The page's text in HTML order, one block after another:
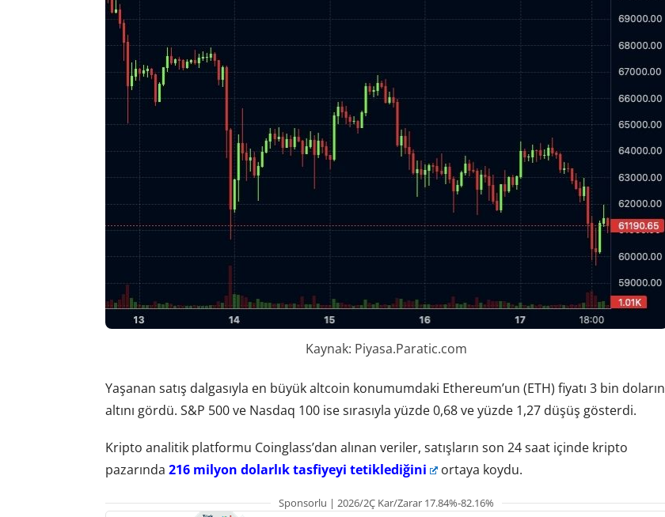
Kaynak: Piyasa.Paratic.com
Yaşanan satış dalgasıyla en büyük altcoin konumumdaki Ethereum’un (ETH) fiyatı 3 bin doların
altını gördü. S&P 500 ve Nasdaq 100 ise sırasıyla yüzde 0,68 ve yüzde 1,27 düşüş gösterdi.
Kripto analitik platformu Coinglass’dan alınan veriler, satışların son 24 saat içinde kripto
pazarında 216 milyon dolarlık tasfiyeyi tetiklediğini ortaya koydu.
Sponsorlu | 2026/2Ç Kar/Zarar 17.84%-82.16%